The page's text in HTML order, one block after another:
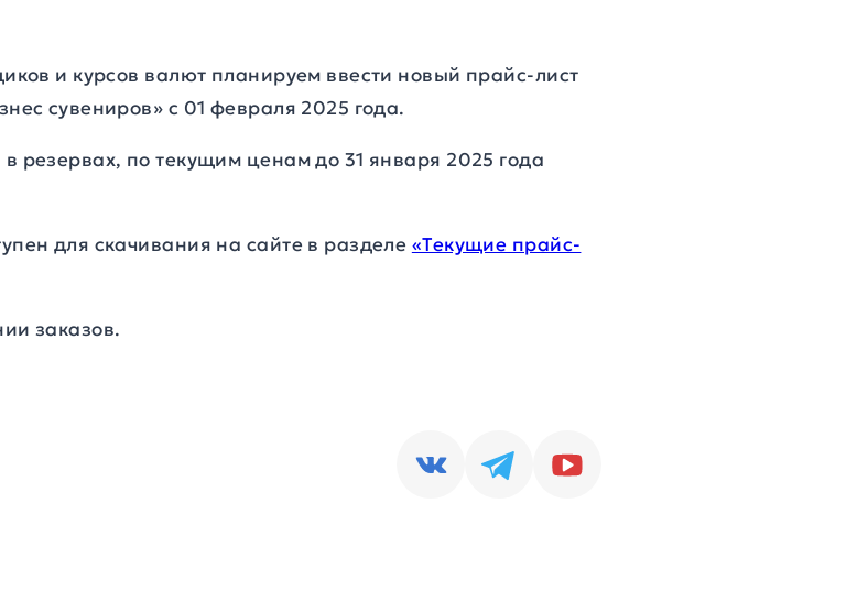
и курсов валют планируем ввести новый прайс-лист
сувениров» с 01 февраля 2025 года.
резервах, по текущим ценам до 31 января 2025 года
для скачивания на сайте в разделе «Текущие прайс-
заказов.